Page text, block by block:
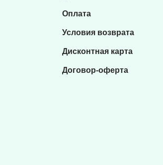
Оплата
Условия возврата
Дисконтная карта
Договор-оферта